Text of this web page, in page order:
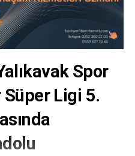
Spor
Süper Ligi 5.